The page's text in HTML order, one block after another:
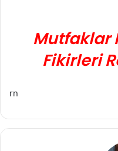
Mutfaklar
Fikirleri
rn